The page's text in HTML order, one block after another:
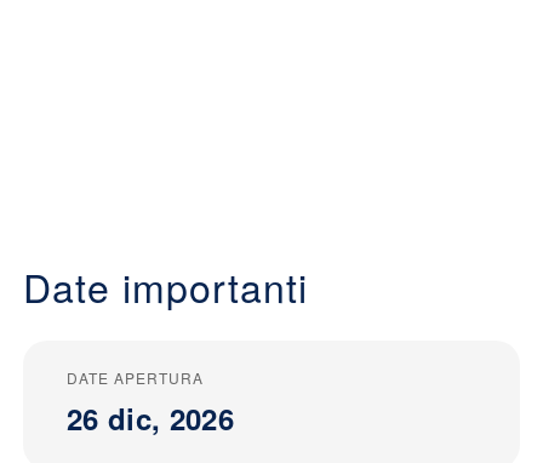
Date importanti
DATE APERTURA
26 dic, 2026